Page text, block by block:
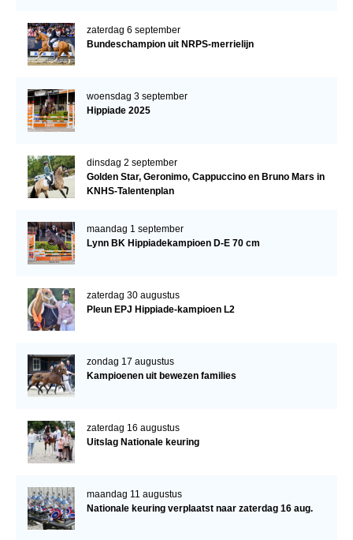
zaterdag 6 september
Bundeschampion uit NRPS-merrielijn
woensdag 3 september
Hippiade 2025
dinsdag 2 september
Golden Star, Geronimo, Cappuccino en Bruno Mars in
KNHS-Talentenplan
maandag 1 september
Lynn BK Hippiadekampioen D-E 70 cm
zaterdag 30 augustus
Pleun EPJ Hippiade-kampioen L2
zondag 17 augustus
Kampioenen uit bewezen families
zaterdag 16 augustus
Uitslag Nationale keuring
maandag 11 augustus
Nationale keuring verplaatst naar zaterdag 16 aug.